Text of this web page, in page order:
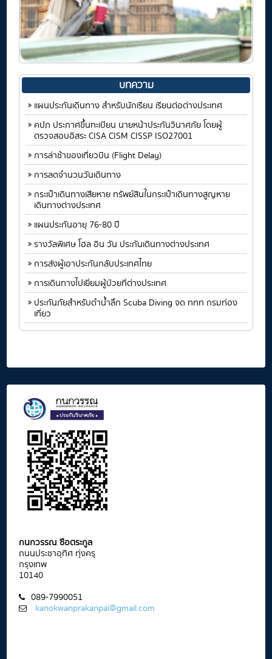
บทความ
แผนประกันเดินทาง สำหรับนักเรียน เรียนต่อต่างประเทศ
คปภ ประกาศขึ้นทะเบียน นายหน้าประกันวินาศภัย โดยผู้
ตรวจสอบอิสระ CISA CISM CISSP ISO27001
การล่าช้าของเที่ยวบิน (Flight Delay)
การลดจำนวนวันเดินทาง
กระเป๋าเดินทางเสียหาย ทรัพย์สินในกระเป๋าเดินทางสูญหาย
เดินทางต่างประเทศ
แผนประกันอายุ 76-80 ปี
รางวัลพิเศษ โฮล อิน วัน ประกันเดินทางต่างประเทศ
การส่งผู้เอาประกันกลับประเทศไทย
การเดินทางไปเยี่ยมผู้ป่วยที่ต่างประเทศ
ประกันภัยสำหรับดำน้ำลึก Scuba Diving จด ททท กรมท่อง
เที่ยว
กนกวรรณ ซือตระกูล
ถนนประชาอุทิศ ทุ่งครุ
กรุงเทพ
10140
089-7990051
kanokwanprakanpai@gmail.com